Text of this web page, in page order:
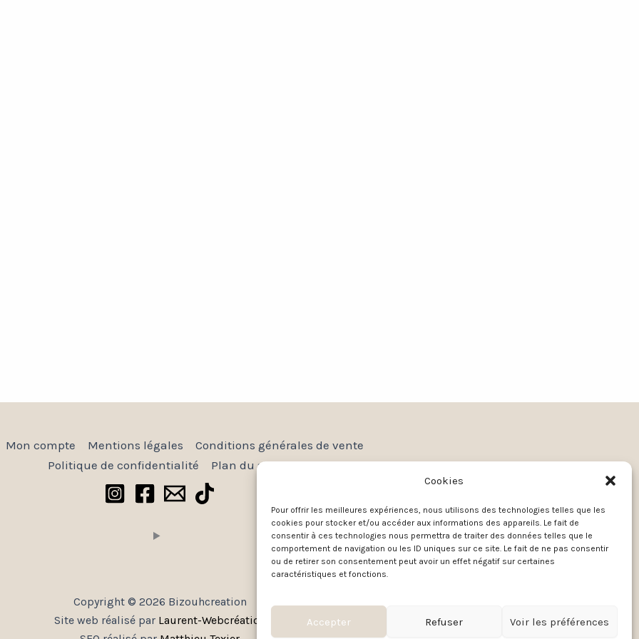
Cookies
Pour offrir les meilleures expériences, nous utilisons des technologies telles que les
cookies pour stocker et/ou accéder aux informations des appareils. Le fait de
consentir à ces technologies nous permettra de traiter des données telles que le
comportement de navigation ou les ID uniques sur ce site. Le fait de ne pas consentir
ou de retirer son consentement peut avoir un effet négatif sur certaines
caractéristiques et fonctions.
Accepter Refuser Voir les préférences
Mon compte Mentions légales
Conditions générales de vente
Politique de confidentialité
Plan du site
Copyright © 2026 Bizouhcreation
Site web réalisé par Laurent-Webcréation